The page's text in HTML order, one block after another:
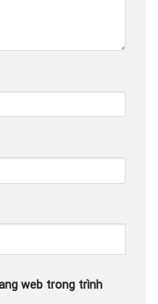
web trong trình